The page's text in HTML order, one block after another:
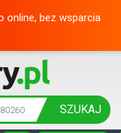
online, bez wsparcia
SZUKAJ